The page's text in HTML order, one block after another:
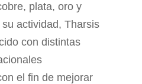
plata, oro y
actividad, Tharsis
con distintas
el fin de mejorar